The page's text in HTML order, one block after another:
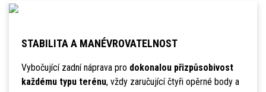
STABILITA A MANÉVROVATELNOST
Vybočující zadní náprava pro dokonalou přizpůsobivost
každému typu terénu, vždy zaručující čtyři opěrné body a